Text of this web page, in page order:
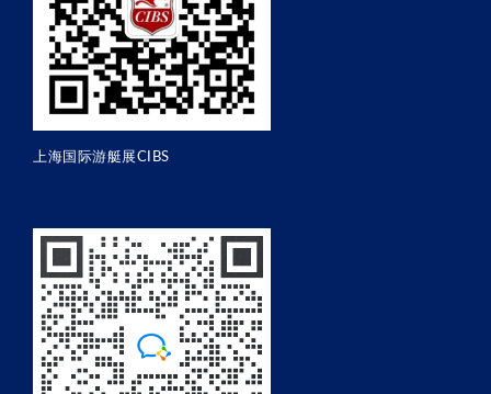
上海国际游艇展CIBS